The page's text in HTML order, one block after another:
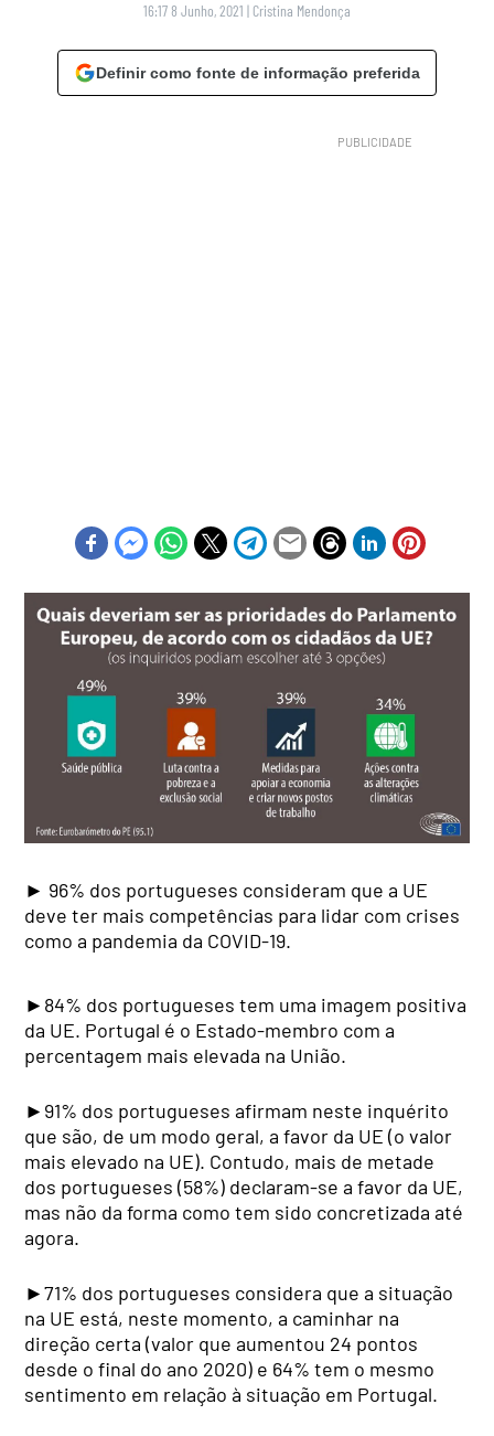
16:17 8 Junho, 2021 | Cristina Mendonça
Definir como fonte de informação preferida
► 96% dos portugueses consideram que a UE
deve ter mais competências para lidar com crises
como a pandemia da COVID-19.
►84% dos portugueses tem uma imagem positiva
da UE. Portugal é o Estado-membro com a
percentagem mais elevada na União.
►91% dos portugueses afirmam neste inquérito
que são, de um modo geral, a favor da UE (o valor
mais elevado na UE). Contudo, mais de metade
dos portugueses (58%) declaram-se a favor da UE,
mas não da forma como tem sido concretizada até
agora.
►71% dos portugueses considera que a situação
na UE está, neste momento, a caminhar na
direção certa (valor que aumentou 24 pontos
desde o final do ano 2020) e 64% tem o mesmo
sentimento em relação à situação em Portugal.